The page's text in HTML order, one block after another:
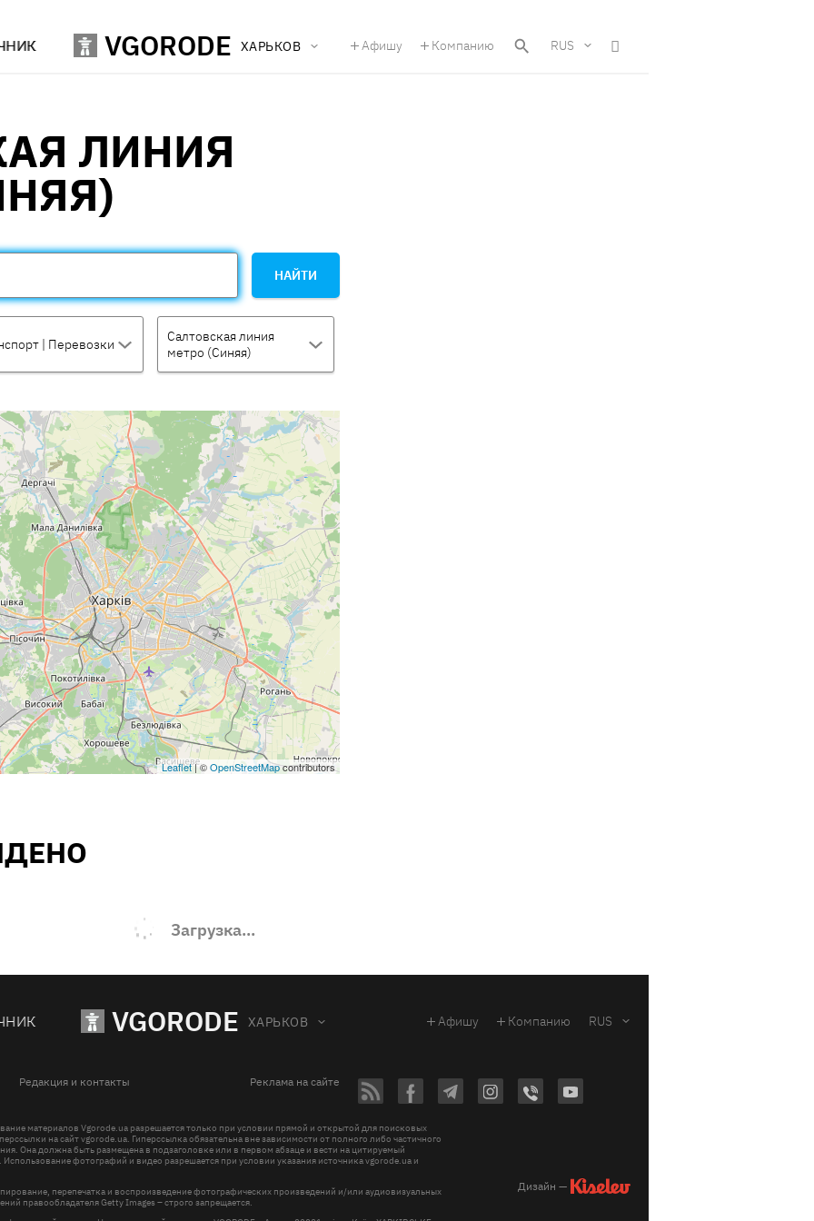
VGORODE ХАРЬКОВ Афишу Компанию RUS
ЛИНИЯ
НАЙТИ
| Перевозки
Салтовская линия
метро (Синяя)
Leaflet| ©OpenStreetMapcontributors
Загрузка...
VGORODE ХАРЬКОВ Афишу Компанию RUS
Редакция и контакты Реклама на сайте
материалов Vgorode.ua разрешается только при условии прямой и открытой для поисковых
на сайт vgorode.ua. Гиперссылка обязательна вне зависимости от полного либо частичного
Она должна быть размещена в подзаголовке или в первом абзаце и вести на цитируемый
Использование фотографий и видео разрешается при условии указания источника vgorode.ua и
перепечатка и воспроизведение фотографических произведений и/или аудиовизуальных
правообладателя Getty Images – строго запрещается.
Дизайн —